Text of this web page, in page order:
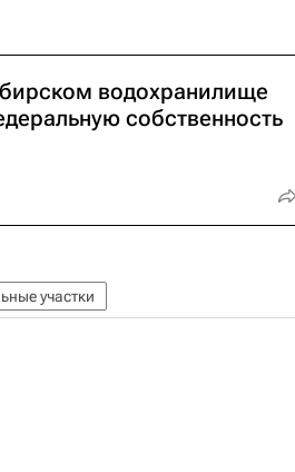
водохранилище
собственность
участки